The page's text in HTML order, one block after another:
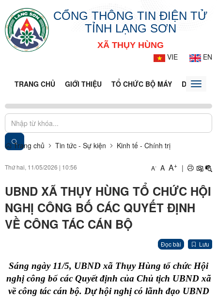
CỔNG THÔNG TIN ĐIỆN TỬ
TỈNH LẠNG SƠN
XÃ THỤY HÙNG
VIE
EN
TRANG CHỦ GIỚI THIỆU TỔ CHỨC BỘ MÁY DOANH
Toggle
Trang chủ Tin tức - Sự kiện Kinh tế - Chính trị
Thứ hai, 11/05/2026 | 10:56 A- A A+ |
UBND XÃ THỤY HÙNG TỔ CHỨC HỘI
NGHỊ CÔNG BỐ CÁC QUYẾT ĐỊNH
VỀ CÔNG TÁC CÁN BỘ
Đọc bài Lưu
Sáng ngày 11/5, UBND xã Thụy Hùng tổ chức Hội
nghị công bố các Quyết định của Chủ tịch UBND xã
về công tác cán bộ. Dự hội nghị có lãnh đạo UBND